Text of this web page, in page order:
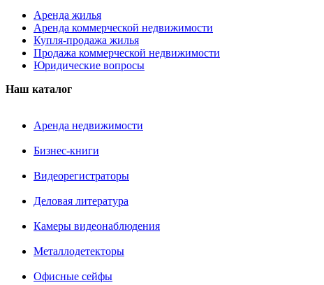
Аренда жилья
Аренда коммерческой недвижимости
Купля-продажа жилья
Продажа коммерческой недвижимости
Юридические вопросы
Наш каталог
Аренда недвижимости
Бизнес-книги
Видеорегистраторы
Деловая литература
Камеры видеонаблюдения
Металлодетекторы
Офисные сейфы